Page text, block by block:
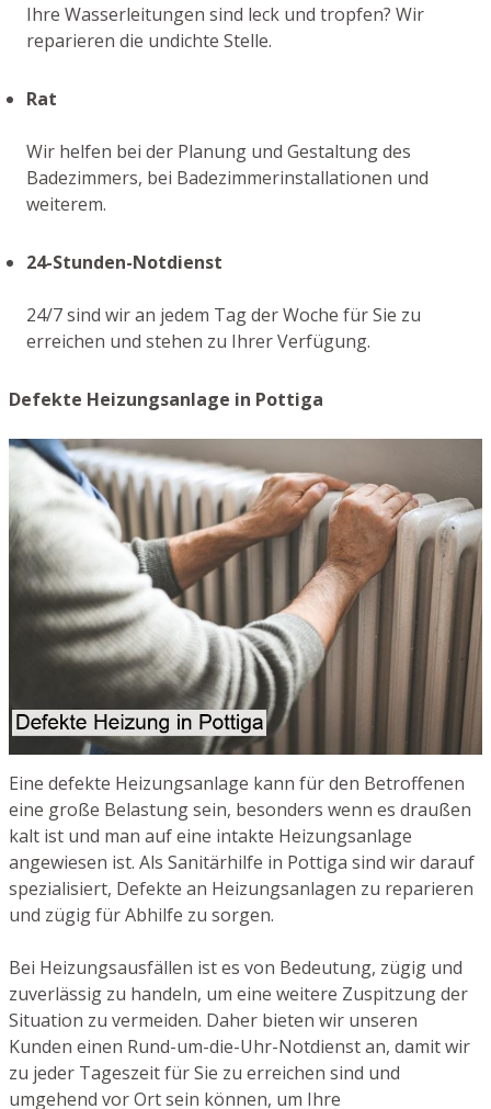
Ihre Wasserleitungen sind leck und tropfen? Wir
reparieren die undichte Stelle.
Rat
Wir helfen bei der Planung und Gestaltung des
Badezimmers, bei Badezimmerinstallationen und
weiterem.
24-Stunden-Notdienst
24/7 sind wir an jedem Tag der Woche für Sie zu
erreichen und stehen zu Ihrer Verfügung.
Defekte Heizungsanlage in Pottiga
Eine defekte Heizungsanlage kann für den Betroffenen
eine große Belastung sein, besonders wenn es draußen
kalt ist und man auf eine intakte Heizungsanlage
angewiesen ist. Als Sanitärhilfe in Pottiga sind wir darauf
spezialisiert, Defekte an Heizungsanlagen zu reparieren
und zügig für Abhilfe zu sorgen.
Bei Heizungsausfällen ist es von Bedeutung, zügig und
zuverlässig zu handeln, um eine weitere Zuspitzung der
Situation zu vermeiden. Daher bieten wir unseren
Kunden einen Rund-um-die-Uhr-Notdienst an, damit wir
zu jeder Tageszeit für Sie zu erreichen sind und
umgehend vor Ort sein können, um Ihre